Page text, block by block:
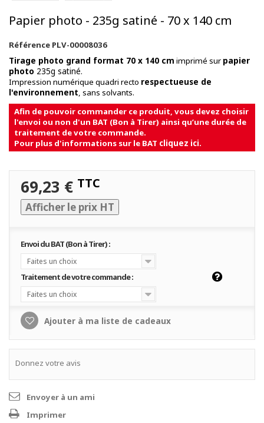
Papier photo - 235g satiné - 70 x 140 cm
Référence PLV-00008036
Tirage photo grand format 70 x 140 cm imprimé sur papier
photo 235g satiné.
Impression numérique quadri recto respectueuse de
l'environnement, sans solvants.
Afin de pouvoir commander ce produit, vous devez choisir
l'envoi ou non d'un BAT (Bon à Tirer) ainsi qu’une durée de
traitement de votre commande.
Pour plus d'informations sur le BAT cliquez ici.
69,23 € TTC
Afficher le prix HT
Envoi du BAT (Bon à Tirer) :
Faites un choix
Traitement de votre commande :
Faites un choix
Ajouter à ma liste de cadeaux
Donnez votre avis
Envoyer à un ami
Imprimer